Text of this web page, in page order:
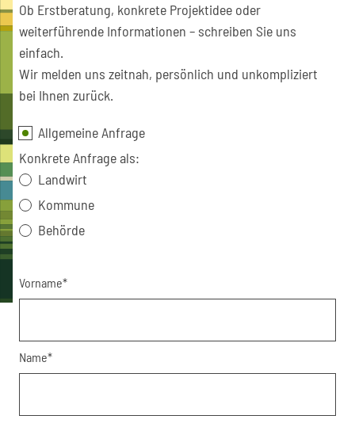
Ob Erstberatung, konkrete Projektidee oder
weiterführende Informationen – schreiben Sie uns
einfach.
Wir melden uns zeitnah, persönlich und unkompliziert
bei Ihnen zurück.
Allgemeine Anfrage
Konkrete Anfrage als:
Landwirt
Kommune
Behörde
Vorname*
Name*